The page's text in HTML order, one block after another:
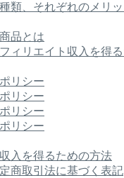
類、それぞれのメリ
品とは
ィリエイト収入を得
リシー
リシー
リシー
リシー
入を得るための方法
商取引法に基づく表記